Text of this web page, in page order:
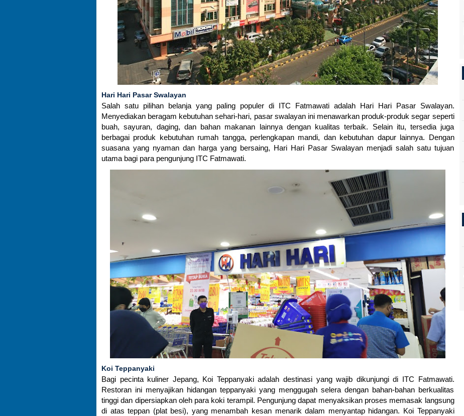
Hari Hari Pasar Swalayan
Salah satu pilihan belanja yang paling populer di ITC Fatmawati adalah Hari Hari Pasar Swalayan.
Menyediakan beragam kebutuhan sehari-hari, pasar swalayan ini menawarkan produk-produk segar seperti
buah, sayuran, daging, dan bahan makanan lainnya dengan kualitas terbaik. Selain itu, tersedia juga
berbagai produk kebutuhan rumah tangga, perlengkapan mandi, dan kebutuhan dapur lainnya. Dengan
suasana yang nyaman dan harga yang bersaing, Hari Hari Pasar Swalayan menjadi salah satu tujuan
utama bagi para pengunjung ITC Fatmawati.
Koi Teppanyaki
Bagi pecinta kuliner Jepang, Koi Teppanyaki adalah destinasi yang wajib dikunjungi di ITC Fatmawati.
Restoran ini menyajikan hidangan teppanyaki yang menggugah selera dengan bahan-bahan berkualitas
tinggi dan dipersiapkan oleh para koki terampil. Pengunjung dapat menyaksikan proses memasak langsung
di atas teppan (plat besi), yang menambah kesan menarik dalam menyantap hidangan. Koi Teppanyaki